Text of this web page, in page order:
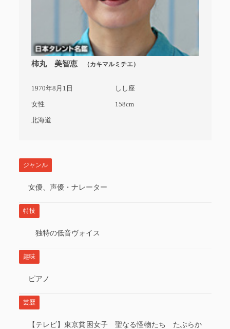
柿丸 美智恵 （カキマルミチエ）
1970年8月1日 しし座
女性 158cm
北海道
ジャンル
女優、声優・ナレーター
特技
独特の低音ヴォイス
趣味
ピアノ
芸歴
【テレビ】東京貧困女子 聖なる怪物たち たぶらか